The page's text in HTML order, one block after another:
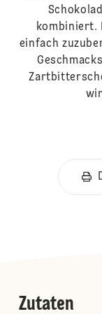
kombiniert.
einfach
Zutaten